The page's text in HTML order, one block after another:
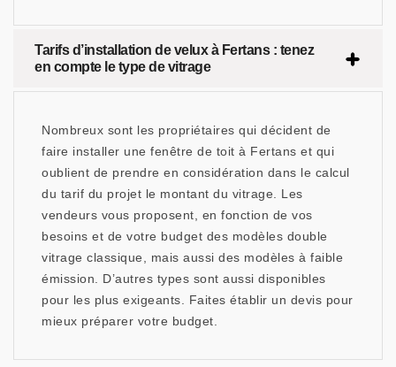
Tarifs d’installation de velux à Fertans : tenez
en compte le type de vitrage
Nombreux sont les propriétaires qui décident de
faire installer une fenêtre de toit à Fertans et qui
oublient de prendre en considération dans le calcul
du tarif du projet le montant du vitrage. Les
vendeurs vous proposent, en fonction de vos
besoins et de votre budget des modèles double
vitrage classique, mais aussi des modèles à faible
émission. D’autres types sont aussi disponibles
pour les plus exigeants. Faites établir un devis pour
mieux préparer votre budget.